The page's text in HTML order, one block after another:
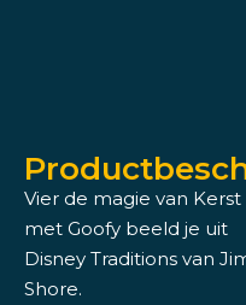
Vier de magie van Kerst
met Goofy beeld je uit
Disney Traditions van
Shore.